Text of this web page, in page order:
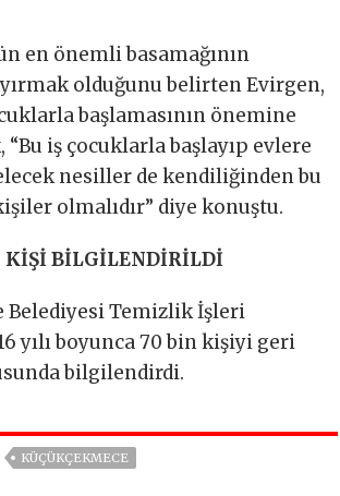
en önemli basamağının
olduğunu belirten Evirgen,
başlamasının önemine
iş çocuklarla başlayıp evlere
nesiller de kendiliğinden bu
olmalıdır” diye konuştu.
KİŞİ BİLGİLENDİRİLDİ
Belediyesi Temizlik İşleri
yılı boyunca 70 bin kişiyi geri
bilgilendirdi.
KÜÇÜKÇEKMECE